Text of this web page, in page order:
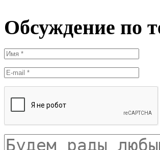
Обсуждение по